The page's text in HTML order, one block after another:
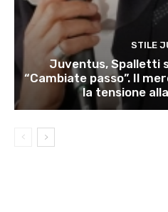
STILE
Juventus, Spalletti
“Cambiate passo”. Il
la tensione